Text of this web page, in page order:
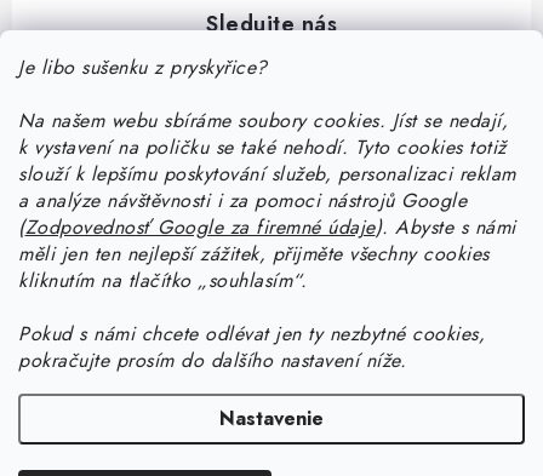
Je libo sušenku z pryskyřice?
Na našem webu sbíráme soubory cookies. Jíst se nedají,
k vystavení na poličku se také nehodí. Tyto cookies totiž
slouží k lepšímu poskytování služeb, personalizaci reklam
a analýze návštěvnosti i za pomoci nástrojů Google
(Zodpovednosť Google za firemné údaje). Abyste s námi
měli jen ten nejlepší zážitek, přijměte všechny cookies
kliknutím na tlačítko „souhlasím“.
Pokud s námi chcete odlévat jen ty nezbytné cookies,
pokračujte prosím do dalšího nastavení níže.
Nastavenie
Informace pro vás
Doprava a platba
Stav objednávky
Ako pracovať so živicou
Začnite tvoriť so živicou: stiahnite si zadarmo e-book pre
začiatočníkov
Ako dlho tvrdne živica a ako urýchliť tvrdnutie živice?
Návody na výrobky zo živice
Začnite tvoriť so živicou: stiahnite si zadarmo e-book pre